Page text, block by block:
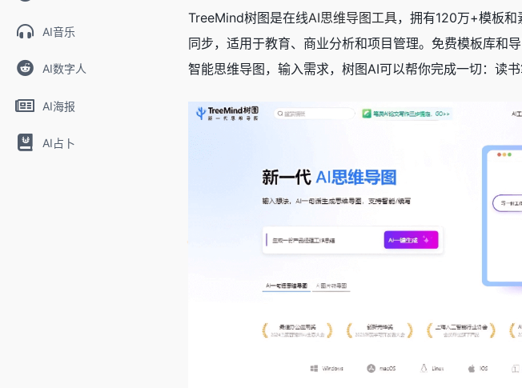
AI音乐
AI数字人
AI海报
AI占卜
TreeMind树图是在线AI思维导图工具，拥有120万+模板
同步，适用于教育、商业分析和项目管理。免费模板库和
智能思维导图，输入需求，树图AI可以帮你完成一切：读